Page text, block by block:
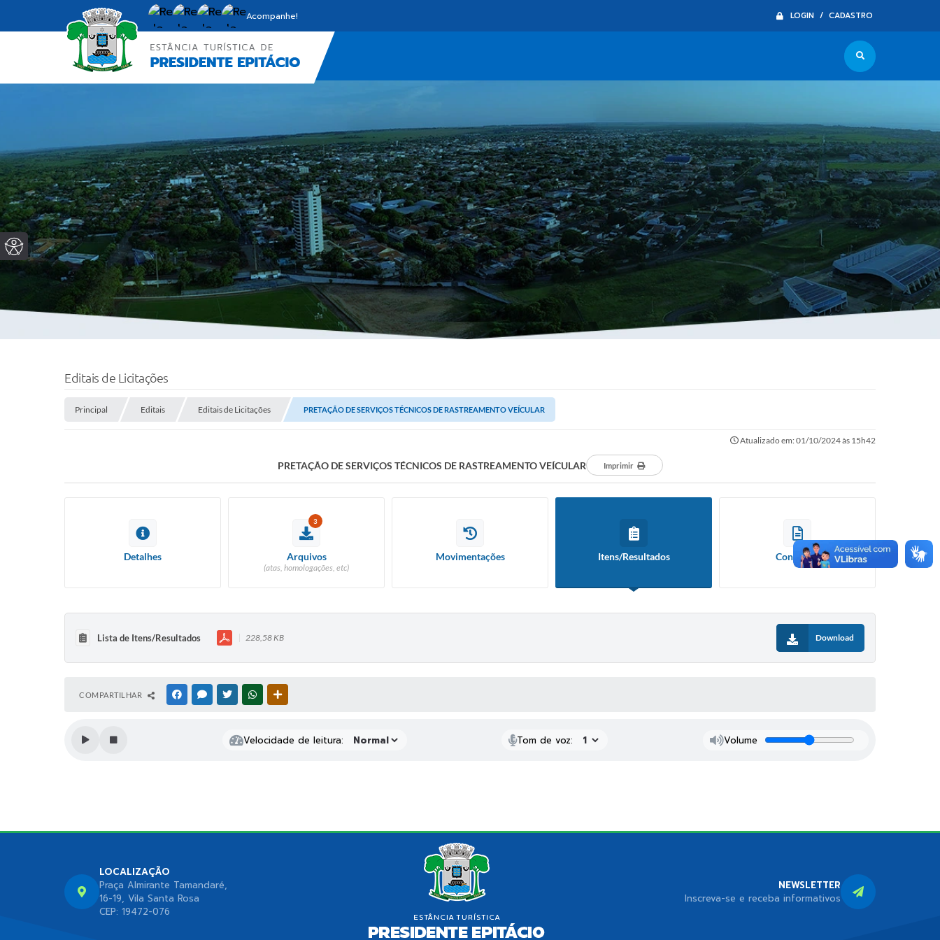
LOGIN / CADASTRO
Acompanhe!
Editais de Licitações
Principal Editais Editais de Licitações PRETAÇÃO DE SERVIÇOS TÉCNICOS DE RASTREAMENTO VEÍCULAR
Atualizado em: 01/10/2024 às 15h42
PRETAÇÃO DE SERVIÇOS TÉCNICOS DE RASTREAMENTO VEÍCULAR Imprimir
Detalhes
3
Arquivos
(atas, homologações, etc)
Movimentações Itens/Resultados Contratos
Lista de Itens/Resultados 228,58 KB Download
COMPARTILHAR FACEBOOKMESSENGER
TWITTERWHATSAPP
Velocidade de leitura: Tom de voz: Volume
LOCALIZAÇÃO
Praça Almirante Tamandaré,
16-19, Vila Santa Rosa
CEP: 19472-076
NEWSLETTER
Inscreva-se e receba informativos